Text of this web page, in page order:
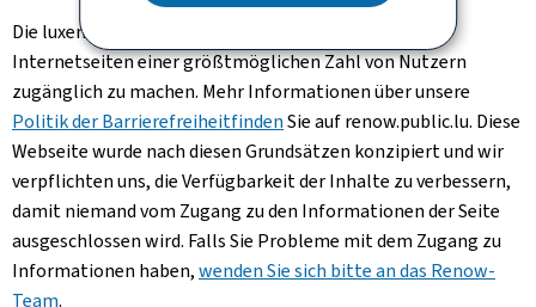
Die luxemburgische Regierung verfolgt das Ziel, ihre
Internetseiten einer größtmöglichen Zahl von Nutzern
zugänglich zu machen. Mehr Informationen über unsere
Politik der BarrierefreiheitfindenSie auf renow.public.lu. Diese
Webseite wurde nach diesen Grundsätzen konzipiert und wir
verpflichten uns, die Verfügbarkeit der Inhalte zu verbessern,
damit niemand vom Zugang zu den Informationen der Seite
ausgeschlossen wird. Falls Sie Probleme mit dem Zugang zu
Informationen haben,wenden Sie sich bitte an das Renow-
Team.